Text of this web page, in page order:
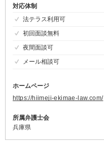
対応体制
法テラス利用可
初回面談無料
夜間面談可
メール相談可
ホームページ
https://hiimeji-ekimae-law.com/
所属弁護士会
兵庫県